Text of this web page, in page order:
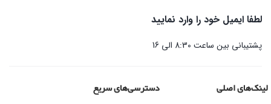
لطفا ایمیل خود را وارد نمایید
پشتیبانی بین ساعت 8:30 الی 16
لینک‌های اصلی دسترسی‌های سریع